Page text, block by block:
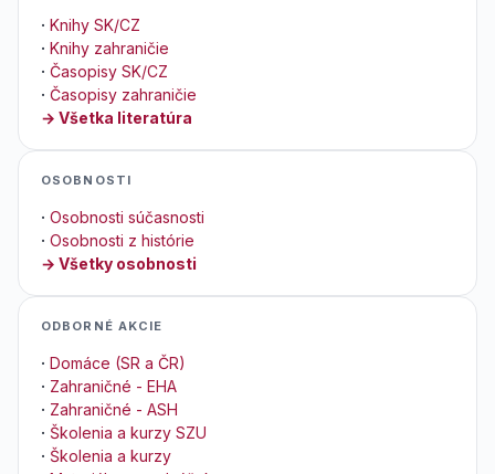
· Knihy SK/CZ
· Knihy zahraničie
· Časopisy SK/CZ
· Časopisy zahraničie
→ Všetka literatúra
OSOBNOSTI
· Osobnosti súčasnosti
· Osobnosti z histórie
→ Všetky osobnosti
ODBORNÉ AKCIE
· Domáce (SR a ČR)
· Zahraničné - EHA
· Zahraničné - ASH
· Školenia a kurzy SZU
· Školenia a kurzy